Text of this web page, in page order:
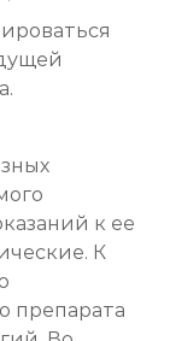
к ее
К
препарата